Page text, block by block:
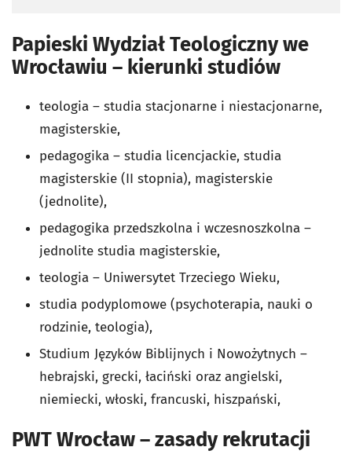
Papieski Wydział Teologiczny we
Wrocławiu – kierunki studiów
teologia – studia stacjonarne i niestacjonarne,
magisterskie,
pedagogika – studia licencjackie, studia
magisterskie (II stopnia), magisterskie
(jednolite),
pedagogika przedszkolna i wczesnoszkolna –
jednolite studia magisterskie,
teologia – Uniwersytet Trzeciego Wieku,
studia podyplomowe (psychoterapia, nauki o
rodzinie, teologia),
Studium Języków Biblijnych i Nowożytnych –
hebrajski, grecki, łaciński oraz angielski,
niemiecki, włoski, francuski, hiszpański,
PWT Wrocław – zasady rekrutacji